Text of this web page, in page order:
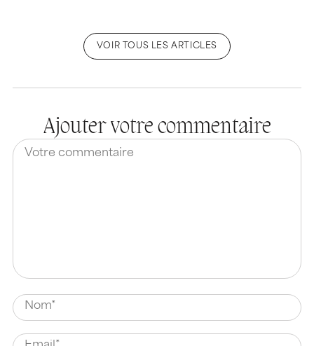
VOIR TOUS LES ARTICLES
Ajouter votre commentaire